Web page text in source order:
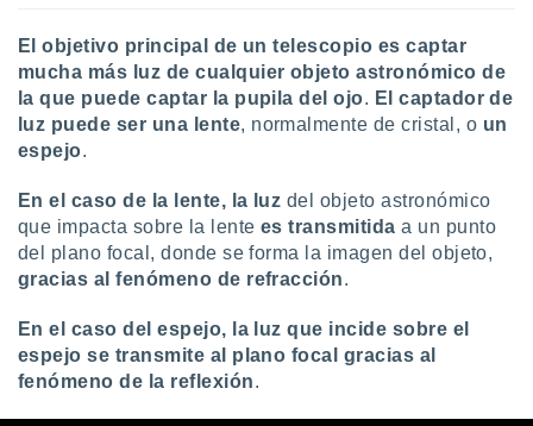
el sitio
se
ni para
o
aunque
no
Puedes
web a
El objetivo principal de un telescopio es captar
mucha más luz de cualquier objeto astronómico de
la que puede captar la pupila del ojo. El captador de
luz puede ser una lente, normalmente de cristal, o un
espejo.
En el caso de la lente, la luz del objeto astronómico
que impacta sobre la lente es transmitida a un punto
del plano focal, donde se forma la imagen del objeto,
gracias al fenómeno de refracción.
En el caso del espejo, la luz que incide sobre el
espejo se transmite al plano focal gracias al
fenómeno de la reflexión.